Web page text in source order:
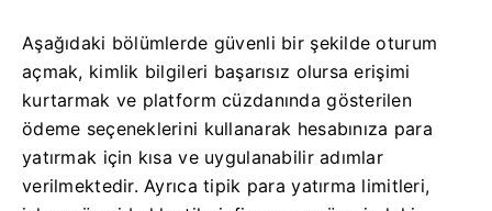
Aşağıdaki bölümlerde güvenli bir şekilde oturum
açmak, kimlik bilgileri başarısız olursa erişimi
kurtarmak ve platform cüzdanında gösterilen
ödeme seçeneklerini kullanarak hesabınıza para
yatırmak için kısa ve uygulanabilir adımlar
verilmektedir. Ayrıca tipik para yatırma limitleri,